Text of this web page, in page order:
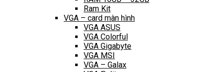
Ram Kit
VGA – card màn hình
VGA ASUS
VGA Colorful
VGA Gigabyte
VGA MSI
VGA – Galax